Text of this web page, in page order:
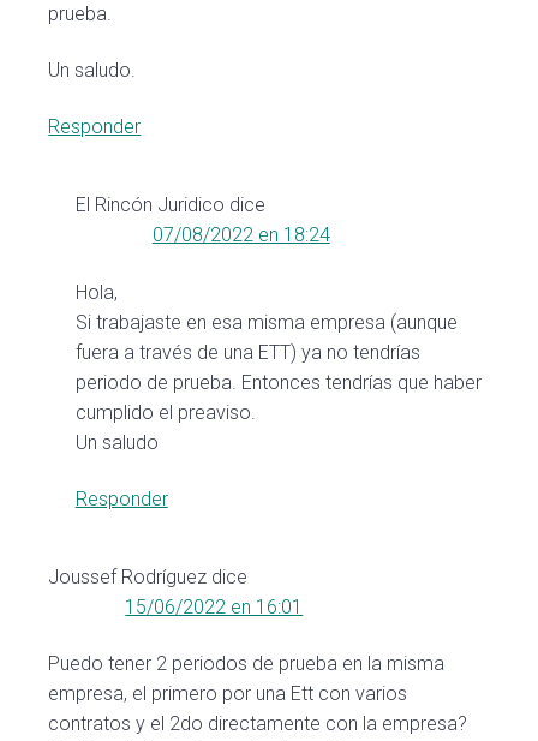
prueba.
Un saludo.
Responder
El Rincón Juridico dice
07/08/2022 en 18:24
Hola,
Si trabajaste en esa misma empresa (aunque
fuera a través de una ETT) ya no tendrías
periodo de prueba. Entonces tendrías que haber
cumplido el preaviso.
Un saludo
Responder
Joussef Rodríguez dice
15/06/2022 en 16:01
Puedo tener 2 periodos de prueba en la misma
empresa, el primero por una Ett con varios
contratos y el 2do directamente con la empresa?